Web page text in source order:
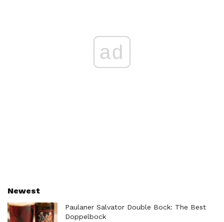
ad
Newest
Paulaner Salvator Double Bock: The Best
Doppelbock